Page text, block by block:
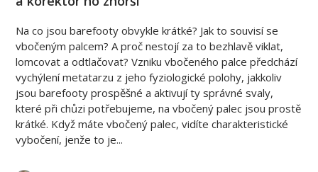
Na co jsou barefooty obvykle krátké? Jak to souvisí se
vbočeným palcem? A proč nestojí za to bezhlavě viklat,
lomcovat a odtlačovat? Vzniku vbočeného palce předchází
vychýlení metatarzu z jeho fyziologické polohy, jakkoliv
jsou barefooty prospěšné a aktivují ty správné svaly,
které při chůzi potřebujeme, na vbočený palec jsou prostě
krátké. Když máte vbočený palec, vidíte charakteristické
vybočení, jenže to je...